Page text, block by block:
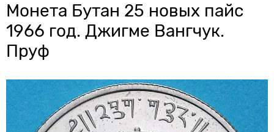
Монета Бутан 25 новых пайс
1966 год. Джигме Вангчук.
Пруф